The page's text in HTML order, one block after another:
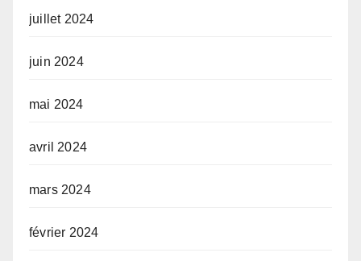
juillet 2024
juin 2024
mai 2024
avril 2024
mars 2024
février 2024